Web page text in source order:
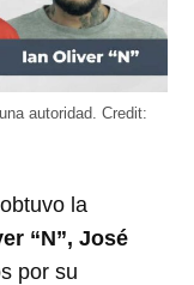
autoridad.Credit:
obtuvo la
“N”, José
por su